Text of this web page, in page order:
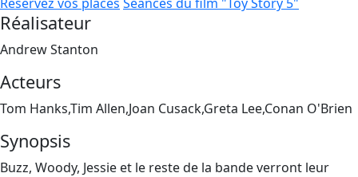
Réalisateur
Andrew Stanton
Acteurs
Tom Hanks,Tim Allen,Joan Cusack,Greta Lee,Conan O'Brien
Synopsis
Buzz, Woody, Jessie et le reste de la bande verront leur